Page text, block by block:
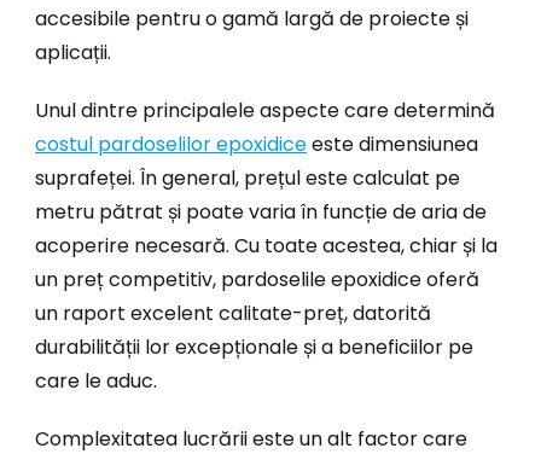
accesibile pentru o gamă largă de proiecte și
aplicații.
Unul dintre principalele aspecte care determină
costul pardoselilor epoxidiceeste dimensiunea
suprafeței. În general, prețul este calculat pe
metru pătrat și poate varia în funcție de aria de
acoperire necesară. Cu toate acestea, chiar și la
un preț competitiv, pardoselile epoxidice oferă
un raport excelent calitate-preț, datorită
durabilității lor excepționale și a beneficiilor pe
care le aduc.
Complexitatea lucrării este un alt factor care